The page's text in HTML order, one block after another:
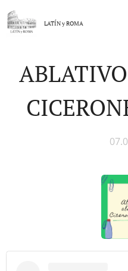
LATÍN yROMA